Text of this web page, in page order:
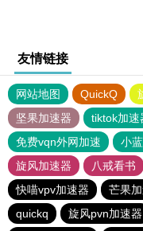
友情链接
网站地图 QuickQ
坚果加速器
tiktok加速
免费vqn外网加速
小
旋风加速器
八戒看书
快喵vpv加速器
芒果
quickq
旋风pvn加速器